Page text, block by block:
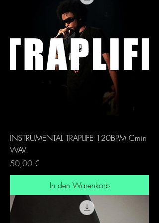
INSTRUMENTAL TRAPLIFE 120BPM Cmin
WAV
Preis
50,00 €
In den Warenkorb